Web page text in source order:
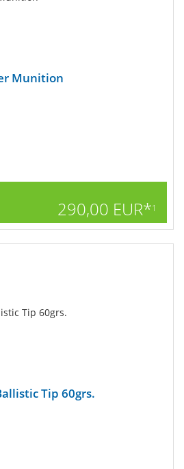
Munition
290,00 EUR*1
Tip 60grs.